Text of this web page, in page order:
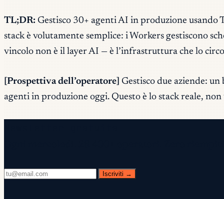
TL;DR: Gestisco 30+ agenti AI in produzione
stack è volutamente semplice: i Workers gestiscono
vincolo non è il layer AI — è l’infrastruttura che lo
[Prospettiva dell’operatore] Gestisco due aziende:
agenti in produzione oggi. Questo è lo stack reale, non
Iscriviti →